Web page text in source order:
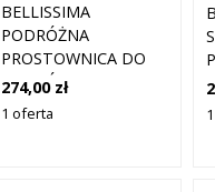
BELLISSIMA
PODRÓŻNA
PROSTOWNICA DO
WŁOSÓW B- MINI
274,00 zł
1 oferta